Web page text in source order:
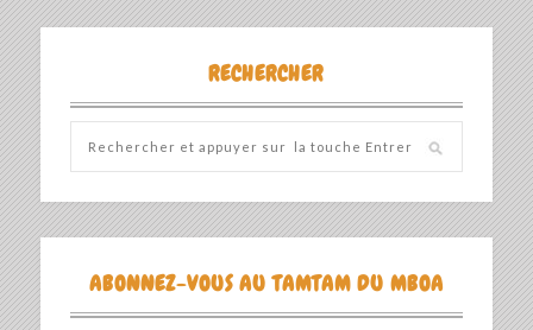
RECHERCHER
ABONNEZ-VOUS AU TAMTAM DU MBOA